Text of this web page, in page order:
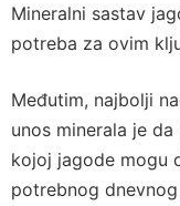
Mineralni sastav
potreba za ovim
Međutim, najbolji
unos minerala je
kojoj jagode mogu
potrebnog